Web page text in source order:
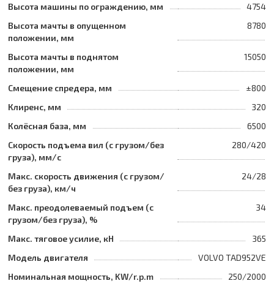
Высота машины по ограждению, мм
4754
Высота мачты в опущенном
положении, мм
8780
Высота мачты в поднятом
положении, мм
15050
Смещение спредера, мм
±800
Клиренс, мм
320
Колёсная база, мм
6500
Скорость подъема вил (с грузом/без
груза), мм/с
280/420
Макс. скорость движения (с грузом/
без груза), км/ч
24/28
Макс. преодолеваемый подъем (с
грузом/без груза), %
34
Макс. тяговое усилие, кН
365
Модель двигателя
VOLVO TAD952VE
Номинальная мощность, KW/r.p.m
250/2000